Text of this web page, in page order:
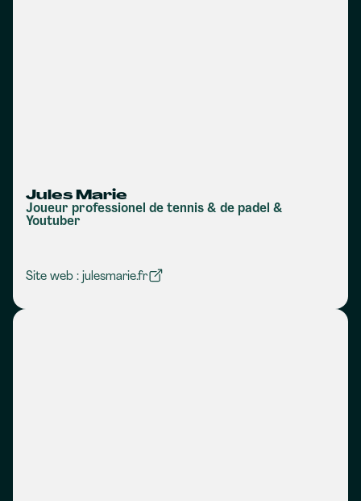
Jules Marie
Joueur professionel de tennis & de padel &
Youtuber
Site web : julesmarie.fr